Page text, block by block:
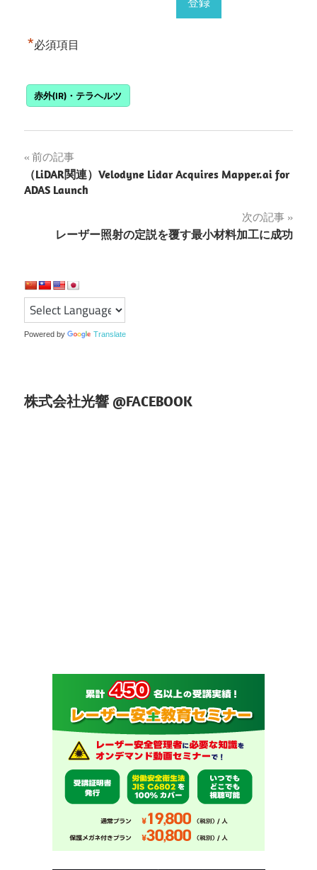
*必須項目
赤外(IR)・テラヘルツ
投
稿
ー
シ
前の記事
（LiDAR関連）Velodyne Lidar Acquires Mapper.ai for
ADAS Launch
次の記事
レーザー照射の定説を覆す最小材料加工に成功
Powered by Translate
株式会社光響 @FACEBOOK